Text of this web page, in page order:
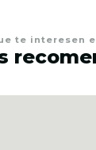
te interesen